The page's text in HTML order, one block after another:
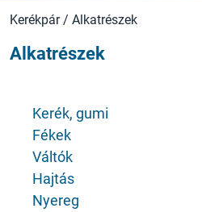
Kerékpár / Alkatrészek
Alkatrészek
Kerék, gumi
Fékek
Váltók
Hajtás
Nyereg